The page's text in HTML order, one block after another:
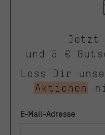
Jetzt
und 5 €
Lass Dir
Aktionen
E-Mail-Adresse